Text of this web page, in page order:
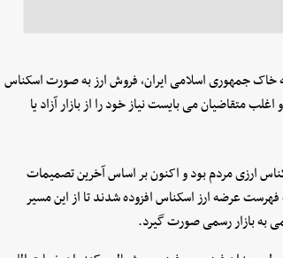
خاک جمهوری اسلامی ایران، فروش ارز به صورت اسکناس
متقاضیان می بایست نیاز خود را از بازار آزاد یا
ارزی مردم بود و اکنون بر اساس آخرین تصمیمات
عرضه ارز اسکناس افزوده شدند تا از این مسیر
به بازار رسمی صورت گیرد.